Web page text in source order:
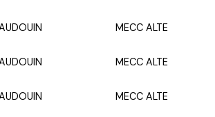
MECC ALTE
MECC ALTE
MECC ALTE